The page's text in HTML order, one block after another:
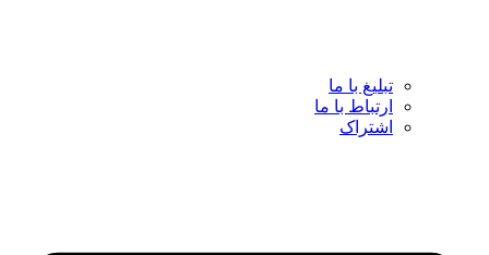
تبلیغ با ما
ارتباط با ما
اشتراک